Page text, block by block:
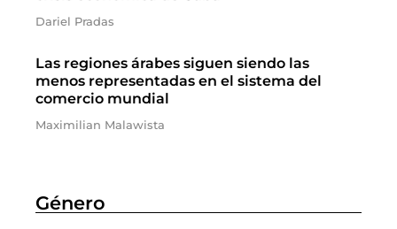
Dariel Pradas
Las regiones árabes siguen siendo las
menos representadas en el sistema del
comercio mundial
Maximilian Malawista
Género